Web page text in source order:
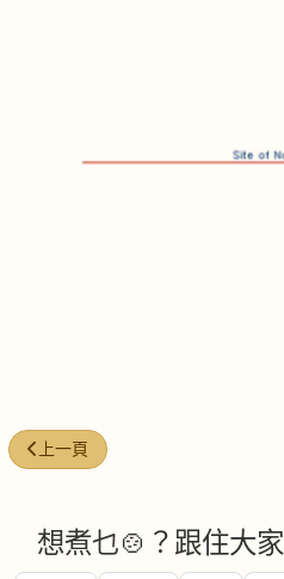
上一篇文章: 今日煮意 ( #65 )
上一頁
想煮乜🍲？跟住大